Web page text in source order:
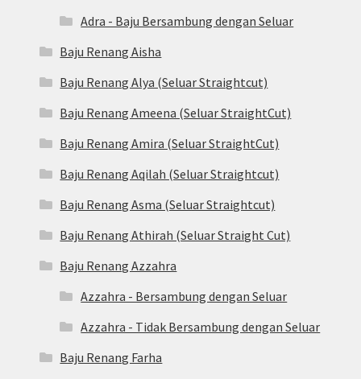
Adra - Baju Bersambung dengan Seluar
Baju Renang Aisha
Baju Renang Alya (Seluar Straightcut)
Baju Renang Ameena (Seluar StraightCut)
Baju Renang Amira (Seluar StraightCut)
Baju Renang Aqilah (Seluar Straightcut)
Baju Renang Asma (Seluar Straightcut)
Baju Renang Athirah (Seluar Straight Cut)
Baju Renang Azzahra
Azzahra - Bersambung dengan Seluar
Azzahra - Tidak Bersambung dengan Seluar
Baju Renang Farha